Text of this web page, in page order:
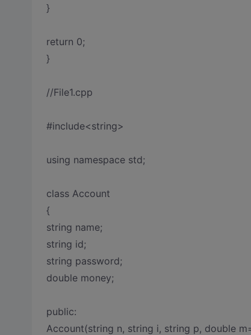
}
return 0;
}
//File1.cpp
#include<string>
using namespace std;
class Account
{
string name;
string id;
string password;
double money;
public:
Account(string n, string i, string p, double